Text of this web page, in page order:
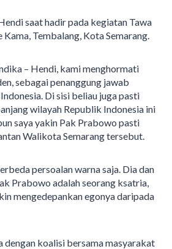
saat hadir pada kegiatan Tawa
Tembalang, Kota Semarang.
– Hendi, kami menghormati
sebagai penanggung jawab
Di sisi beliau juga pasti
wilayah Republik Indonesia ini
saya yakin Pak Prabowo pasti
Walikota Semarang tersebut.
persoalan warna saja. Dia dan
Prabowo adalah seorang ksatria,
mengedepankan egonya daripada
dengan koalisi bersama masyarakat